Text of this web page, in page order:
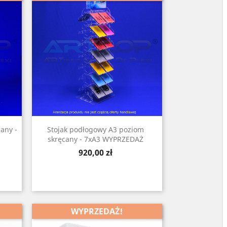
-
Stojak podłogowy A3 poziom
skręcany - 7xA3 WYPRZEDAŻ
Cena
920,00 zł
WYPRZEDAŻ!